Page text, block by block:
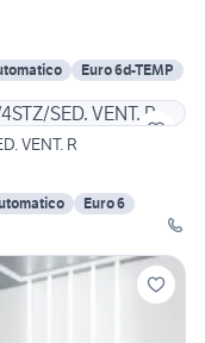
Euro 6d-TEMP
VENT. R
Euro 6